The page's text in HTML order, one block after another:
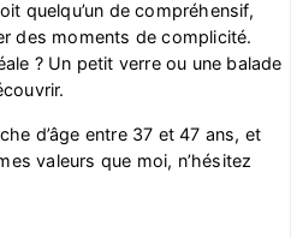
quelqu’un de compréhensif,
des moments de complicité.
? Un petit verre ou une balade
d’âge entre 37 et 47 ans, et
valeurs que moi, n’hésitez